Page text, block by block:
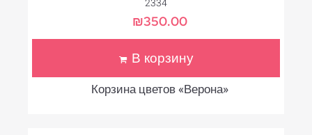
2334
Корзина цветов «Верона»
₪350.00
В корзину